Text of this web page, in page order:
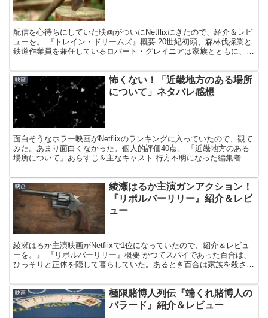
配信を心待ちにしていた映画がついにNetflixにきたので、紹介＆レビ
ューを。 『トレイン・ドリームズ』概要 20世紀初頭、森林伐採業と
鉄道作業員を兼任しているロバート・グレイニアは家族とともに、慎
映画
怖くない！「近畿地方のある場所
について」ネタバレ感想
面白そうなホラー映画がNetflixのランキングに入っていたので、観て
みた。あまり面白くなかった。個人的評価40点。 「近畿地方のある
場所について」あらすじ＆主なキャスト 行方不明になった編集者の
映画
綾瀬はるか主演ガンアクション！
『リボルバーリリー』紹介＆レビ
ュー
綾瀬はるか主演映画がNetflixで1位になっていたので、紹介＆レビュ
ーを。』 『リボルバーリリー』概要 かつてスパイであった百合は、
ひっそりと正体を隠して暮らしていた。あるとき百合は家族を殺され
映画
極限賭博人列伝『端くれ賭博人の
バラード』紹介＆レビュー